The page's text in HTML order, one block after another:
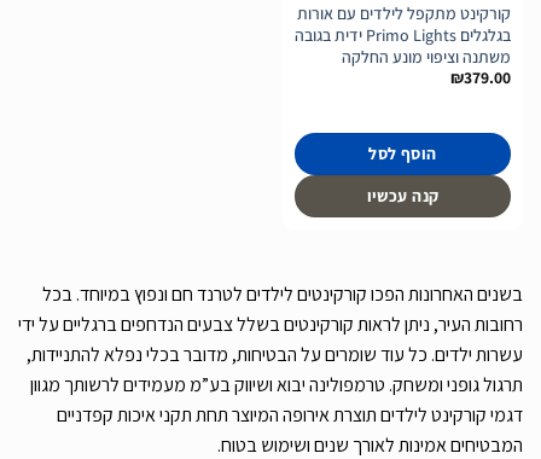
קורקינט מתקפל לילדים עם אורות
בגלגלים Primo Lights ידית בגובה
משתנה וציפוי מונע החלקה
₪379.00
הוסף לסל
קנה עכשיו
בשנים האחרונות הפכו קורקינטים לילדים לטרנד חם ונפוץ במיוחד. בכל
רחובות העיר, ניתן לראות קורקינטים בשלל צבעים הנדחפים ברגליים על ידי
עשרות ילדים. כל עוד שומרים על הבטיחות, מדובר בכלי נפלא להתניידות,
תרגול גופני ומשחק. טרמפולינה יבוא ושיווק בע”מ מעמידים לרשותך מגוון
דגמי קורקינט לילדים תוצרת אירופה המיוצר תחת תקני איכות קפדניים
המבטיחים אמינות לאורך שנים ושימוש בטוח.